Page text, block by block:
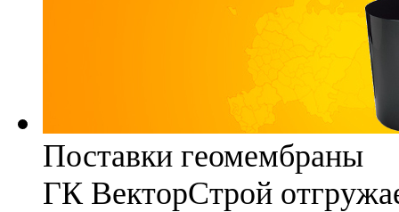
Поставки геомембраны
ГК ВекторСтрой